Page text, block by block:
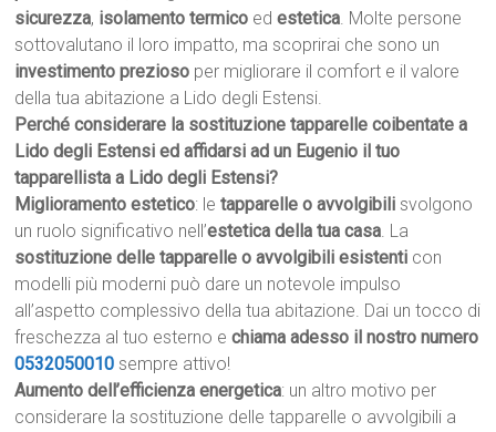
sicurezza, isolamento termico edestetica. Molte persone
sottovalutano il loro impatto, ma scoprirai che sono un
investimento prezioso per migliorare il comfort e il valore
della tua abitazione a Lido degli Estensi.
Perché considerare la sostituzione tapparelle coibentate a
Lido degli Estensi ed affidarsi ad un Eugenio il tuo
tapparellista a Lido degli Estensi?
Miglioramento estetico: letapparelle o avvolgibili svolgono
un ruolo significativo nell’estetica della tua casa. La
sostituzione delle tapparelle o avvolgibili esistenti con
modelli più moderni può dare un notevole impulso
all’aspetto complessivo della tua abitazione. Dai un tocco di
freschezza al tuo esterno echiama adesso il nostro numero
0532050010 sempre attivo!
Aumento dell’efficienza energetica: un altro motivo per
considerare la sostituzione delle tapparelle o avvolgibili a